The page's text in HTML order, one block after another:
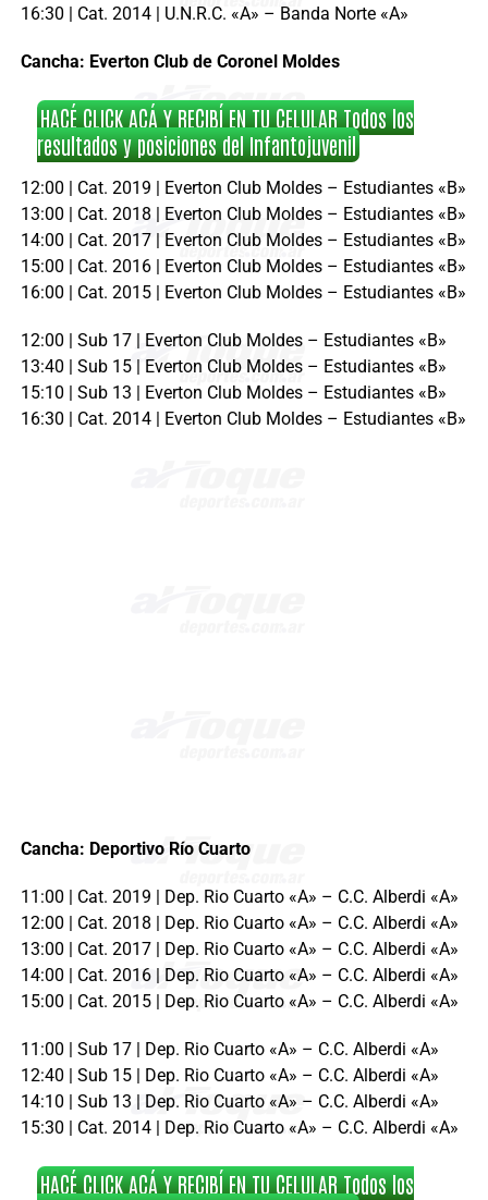
16:30 | Cat. 2014 | U.N.R.C. «A» – Banda Norte «A»
Cancha: Everton Club de Coronel Moldes
HACÉ CLICK ACÁ Y RECIBÍ EN TU CELULAR Todos los
resultados y posiciones del Infantojuvenil
12:00 | Cat. 2019 | Everton Club Moldes – Estudiantes «B»
13:00 | Cat. 2018 | Everton Club Moldes – Estudiantes «B»
14:00 | Cat. 2017 | Everton Club Moldes – Estudiantes «B»
15:00 | Cat. 2016 | Everton Club Moldes – Estudiantes «B»
16:00 | Cat. 2015 | Everton Club Moldes – Estudiantes «B»
12:00 | Sub 17 | Everton Club Moldes – Estudiantes «B»
13:40 | Sub 15 | Everton Club Moldes – Estudiantes «B»
15:10 | Sub 13 | Everton Club Moldes – Estudiantes «B»
16:30 | Cat. 2014 | Everton Club Moldes – Estudiantes «B»
Cancha: Deportivo Río Cuarto
11:00 | Cat. 2019 | Dep. Rio Cuarto «A» – C.C. Alberdi «A»
12:00 | Cat. 2018 | Dep. Rio Cuarto «A» – C.C. Alberdi «A»
13:00 | Cat. 2017 | Dep. Rio Cuarto «A» – C.C. Alberdi «A»
14:00 | Cat. 2016 | Dep. Rio Cuarto «A» – C.C. Alberdi «A»
15:00 | Cat. 2015 | Dep. Rio Cuarto «A» – C.C. Alberdi «A»
11:00 | Sub 17 | Dep. Rio Cuarto «A» – C.C. Alberdi «A»
12:40 | Sub 15 | Dep. Rio Cuarto «A» – C.C. Alberdi «A»
14:10 | Sub 13 | Dep. Rio Cuarto «A» – C.C. Alberdi «A»
15:30 | Cat. 2014 | Dep. Rio Cuarto «A» – C.C. Alberdi «A»
HACÉ CLICK ACÁ Y RECIBÍ EN TU CELULAR Todos los